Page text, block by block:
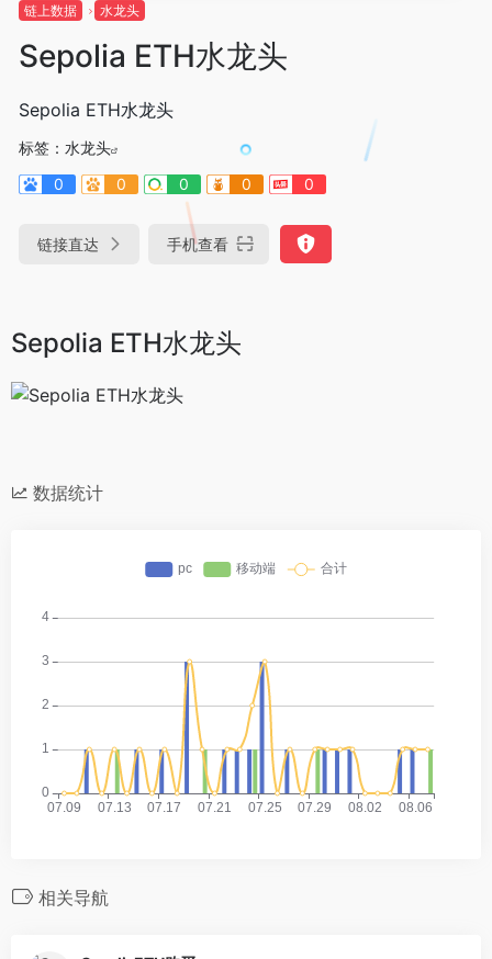
链上数据 水龙头
Sepolia ETH水龙头
Sepolia ETH水龙头
标签： 水龙头
0
0 0 0 0
链接直达 手机查看
Sepolia ETH水龙头
数据统计
相关导航